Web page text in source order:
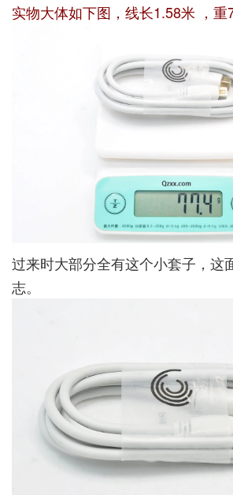
实物大体如下图，线长1.58米 ，重
过来时大部分全有这个小套子，这
志。